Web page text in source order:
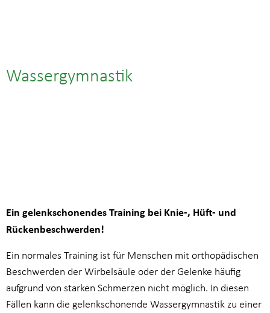
Wassergymnastik
bis
Ein gelenkschonendes Training bei Knie-, Hüft- und
Rückenbeschwerden!
Ein normales Training ist für Menschen mit orthopädischen
Beschwerden der Wirbelsäule oder der Gelenke häufig
aufgrund von starken Schmerzen nicht möglich. In diesen
Fällen kann die gelenkschonende Wassergymnastik zu einer